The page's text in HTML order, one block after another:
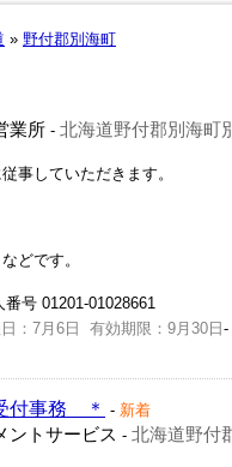
» 野付郡別海町
業所 - 北海道野付郡別海町
事していただきます。
どです。
号 01201-01028661
：7月6日 有効期限：9月30日-
付事務 ＊ - 新着
ントサービス - 北海道野付